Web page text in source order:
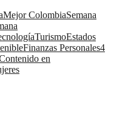
Mejor ColombiaSemana
TurismoEstados
Finanzas Personales4
en